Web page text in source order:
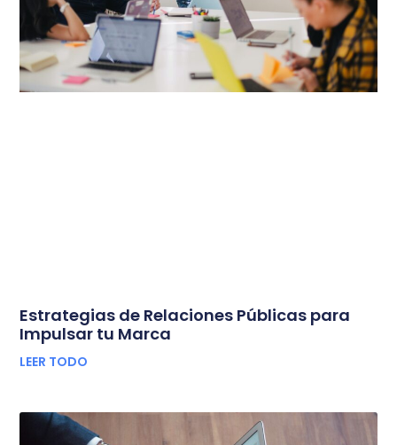
Estrategias de Relaciones Públicas para
Impulsar tu Marca
LEER TODO